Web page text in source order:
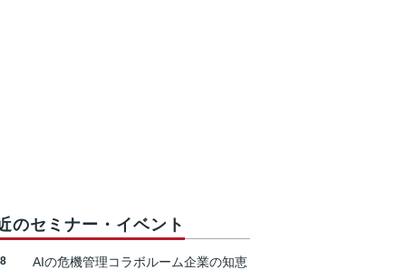
のセミナー・イベント
AIの危機管理コラボルーム企業の知恵